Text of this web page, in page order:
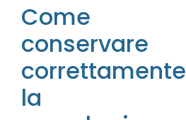
Come
conservare
correttamente
la